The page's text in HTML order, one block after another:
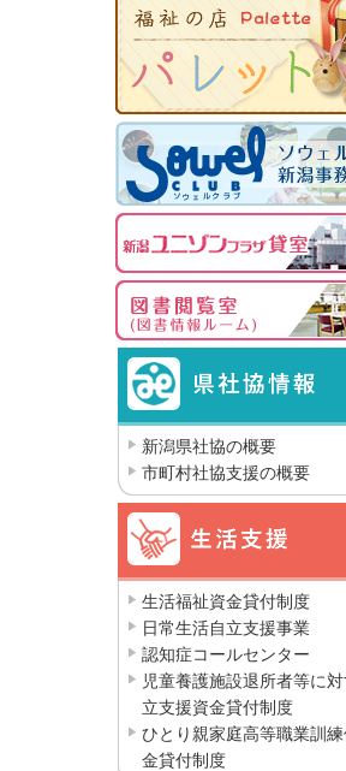
新潟県社協の概要
市町村社協支援の概要
生活福祉資金貸付制度
日常生活自立支援事業
認知症コールセンター
児童養護施設退所者等に
立支援資金貸付制度
ひとり親家庭高等職業訓
金貸付制度